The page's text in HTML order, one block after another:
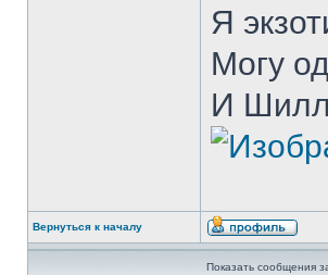
Я
Могу
И
Вернуться к началу
Показать сообщения